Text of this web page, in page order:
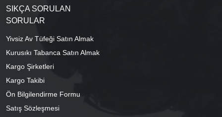
SIKÇA SORULAN
SORULAR
Yivsiz Av Tüfeği Satın Almak
Kurusıkı Tabanca Satın Almak
Kargo Şirketleri
Kargo Takibi
Ön Bilgilendirme Formu
Satış Sözleşmesi